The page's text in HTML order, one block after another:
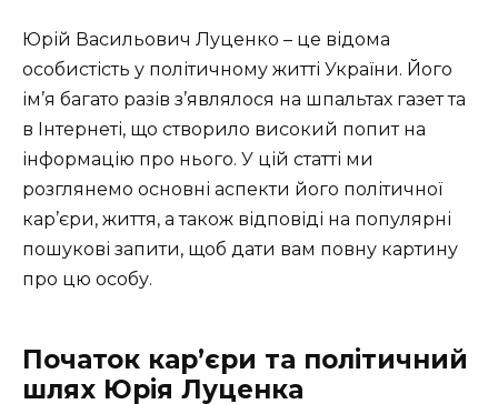
Юрій Васильович Луценко – це відома
особистість у політичному житті України. Його
ім’я багато разів з’являлося на шпальтах газет та
в Інтернеті, що створило високий попит на
інформацію про нього. У цій статті ми
розглянемо основні аспекти його політичної
кар’єри, життя, а також відповіді на популярні
пошукові запити, щоб дати вам повну картину
про цю особу.
Початок кар’єри та політичний
шлях Юрія Луценка